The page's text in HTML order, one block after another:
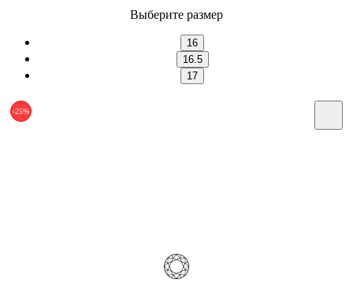
Выберите размер
16
16.5
17
-25%